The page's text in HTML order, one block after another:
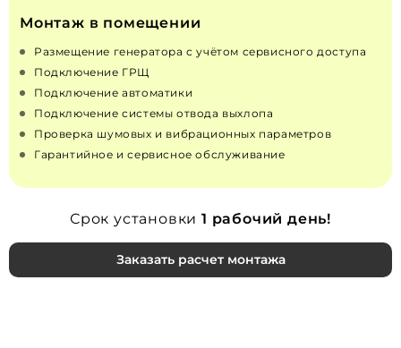
Монтаж в помещении
Размещение генератора с учётом сервисного доступа
Подключение ГРЩ
Подключение автоматики
Подключение системы отвода выхлопа
Проверка шумовых и вибрационных параметров
Гарантийное и сервисное обслуживание
Срок установки 1 рабочий день!
Заказать расчет монтажа